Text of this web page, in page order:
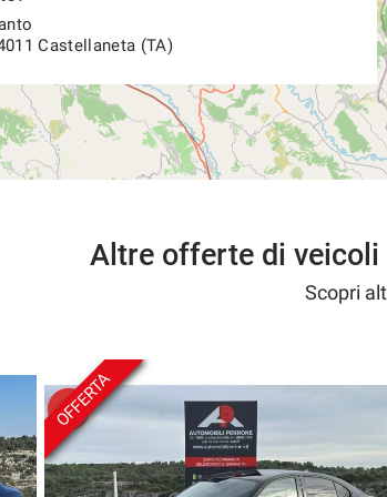
Castellaneta (TA)
Altre offerte di veicoli
Scopri
OFFERTA